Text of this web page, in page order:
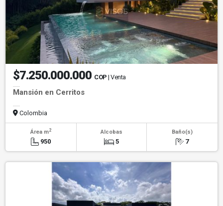
$7.250.000.000 COP | Venta
Mansión en Cerritos
Colombia
Área m2
950
Alcobas
5
Baño(s)
7